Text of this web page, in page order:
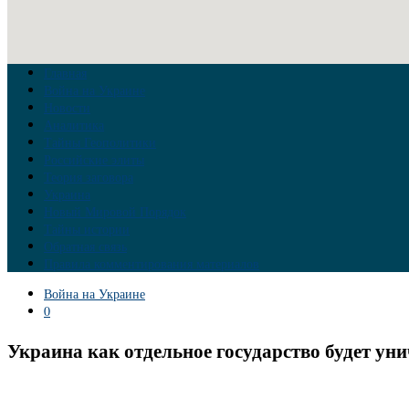
Главная
Война на Украине
Новости
Аналитика
Тайны Геополитики
Российские элиты
Теория заговора
Украина
Новый Мировой Порядок
Тайны истории
Обратная связь
Правила комментирования материалов
Война на Украине
0
Украина как отдельное государство будет